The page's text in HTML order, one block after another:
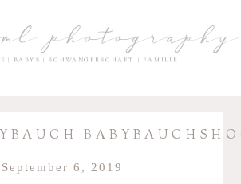
| BABYS | SCHWANGERSCHAFT | FAMILIE
photography
September 6, 2019